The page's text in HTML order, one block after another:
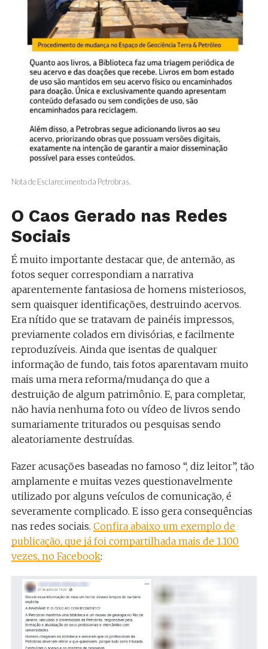
Nota de Esclarecimento da Petrobras.
O Caos Gerado nas Redes
Sociais
É muito importante destacar que, de antemão, as
fotos sequer correspondiam a narrativa
aparentemente fantasiosa de homens misteriosos,
sem quaisquer identificações, destruindo acervos.
Era nítido que se tratavam de painéis impressos,
previamente colados em divisórias, e facilmente
reproduzíveis. Ainda que isentas de qualquer
informação de fundo, tais fotos aparentavam muito
mais uma mera reforma/mudança do que a
destruição de algum patrimônio. E, para completar,
não havia nenhuma foto ou vídeo de livros sendo
sumariamente triturados ou pesquisas sendo
aleatoriamente destruídas.
Fazer acusações baseadas no famoso “, diz leitor”, tão
amplamente e muitas vezes questionavelmente
utilizado por alguns veículos de comunicação, é
severamente complicado. E isso gera consequências
nas redes sociais. Confira abaixo um exemplo de
publicação, que já foi compartilhada mais de 1.100
vezes, no Facebook: